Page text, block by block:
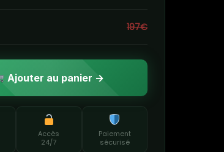
197€
Ajouter au panier →
Accès
24/7
Paiement
sécurisé